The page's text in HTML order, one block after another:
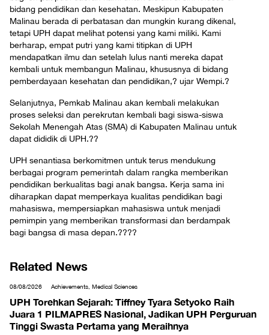
bidang pendidikan dan kesehatan. Meskipun Kabupaten
Malinau berada di perbatasan dan mungkin kurang dikenal,
tetapi UPH dapat melihat potensi yang kami miliki. Kami
berharap, empat putri yang kami titipkan di UPH
mendapatkan ilmu dan setelah lulus nanti mereka dapat
kembali untuk membangun Malinau, khususnya di bidang
pemberdayaan kesehatan dan pendidikan,? ujar Wempi.?
Selanjutnya, Pemkab Malinau akan kembali melakukan
proses seleksi dan perekrutan kembali bagi siswa-siswa
Sekolah Menengah Atas (SMA) di Kabupaten Malinau untuk
dapat dididik di UPH.??
UPH senantiasa berkomitmen untuk terus mendukung
berbagai program pemerintah dalam rangka memberikan
pendidikan berkualitas bagi anak bangsa. Kerja sama ini
diharapkan dapat memperkaya kualitas pendidikan bagi
mahasiswa, mempersiapkan mahasiswa untuk menjadi
pemimpin yang memberikan transformasi dan berdampak
bagi bangsa di masa depan.????
Related News
08/08/2026 Achievements, Medical Sciences
UPH Torehkan Sejarah: Tiffney Tyara Setyoko Raih
Juara 1 PILMAPRES Nasional, Jadikan UPH Perguruan
Tinggi Swasta Pertama yang Meraihnya